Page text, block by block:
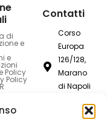
di
e
e
Policy
Policy
Contatti
Corso
Europa
126/128,
Marano
di Napoli